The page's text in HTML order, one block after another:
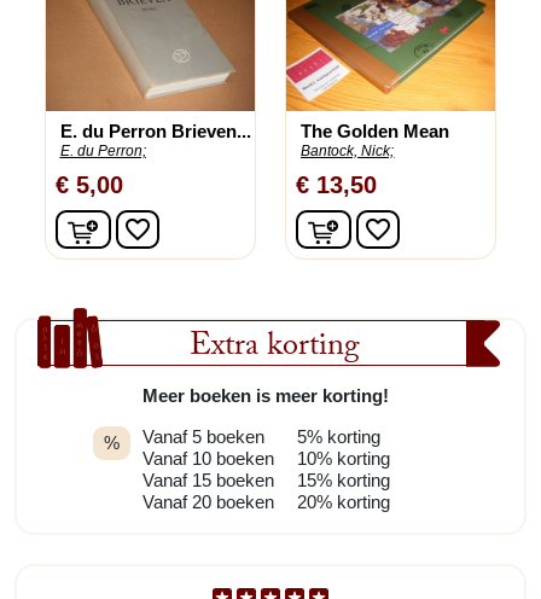
Extra korting
%
Meer boeken is meer korting!
Vanaf 5 boeken
Vanaf 10 boeken
Vanaf 15 boeken
Vanaf 20 boeken
5% korting
10% korting
15% korting
20% korting
E. du Perron Brieven...
E. du Perron;
€ 5,00
In winkelwagen
favorite_border
The Golden Mean
Bantock, Nick;
€ 13,50
In winkelwagen
favorite_border